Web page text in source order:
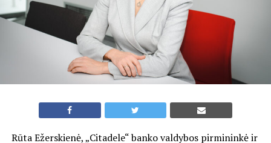
Rūta Ežerskienė, „Citadele“ banko valdybos pirmininkė ir